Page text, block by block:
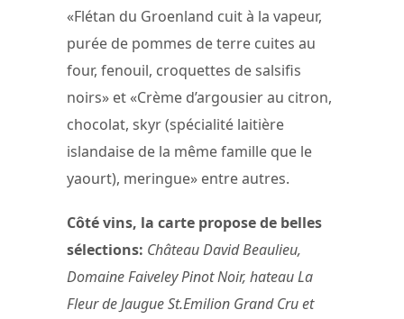
«Flétan du Groenland cuit à la vapeur,
purée de pommes de terre cuites au
four, fenouil, croquettes de salsifis
noirs» et «Crème d’argousier au citron,
chocolat, skyr (spécialité laitière
islandaise de la même famille que le
yaourt), meringue» entre autres.
Côté vins, la carte propose de belles
sélections: Château David Beaulieu,
Domaine Faiveley Pinot Noir, hateau La
Fleur de Jaugue St.Emilion Grand Cru et